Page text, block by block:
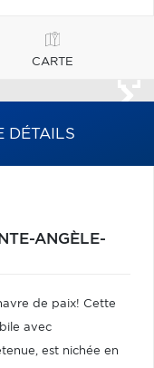
CARTE
DÉTAILS
ANGÈLE-
de paix! Cette
avec
est nichée en